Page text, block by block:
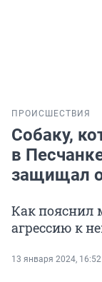
ПРОИСШЕСТВИЯ
Собаку,
в
защищал
Как пояснил
агрессию к
13 января 2024, 16:52